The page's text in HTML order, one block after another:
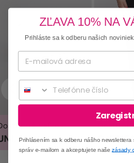
veľkosti
48/50, 52/
ZĽAVA 10% NA
Prihláste sa k odberu našich
Prihlásením sa k odberu nášho
správ e-mailom a akceptujete našezásady